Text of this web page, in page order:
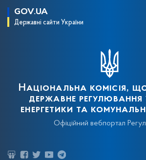
GOV.UA
Державні сайти України
Національна комісія,
державне регулювання
енергетики та
Офіційний вебпортал